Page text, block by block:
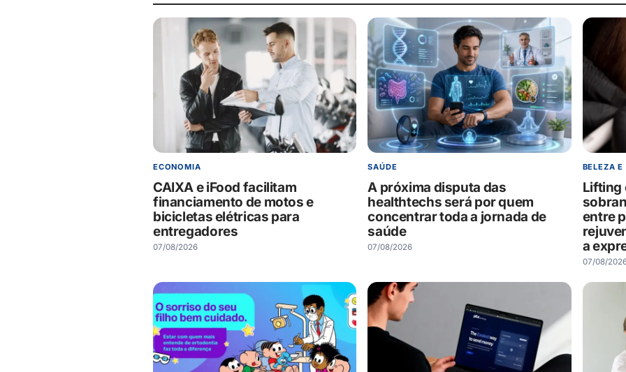
ECONOMIA
CAIXA e iFood facilitam
financiamento de motos e
bicicletas elétricas para
entregadores
07/08/2026
SAÚDE
A próxima disputa das
healthtechs será por quem
concentrar toda a jornada de
saúde
07/08/2026
BELEZA
Lifting
entre
a
07/08/